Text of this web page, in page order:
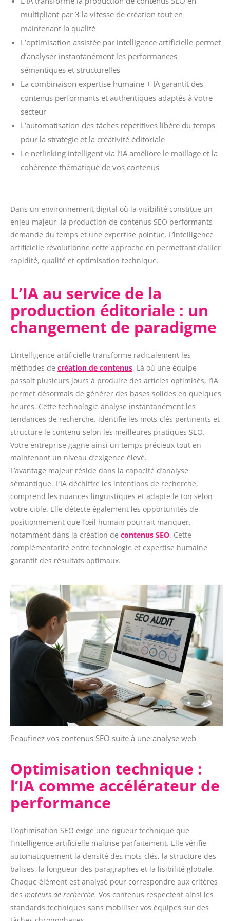
multipliant par 3 la vitesse de création tout en
maintenant la qualité
L’optimisation assistée par intelligence artificielle permet
d’analyser instantanément les performances
sémantiques et structurelles
La combinaison expertise humaine + IA garantit des
contenus performants et authentiques adaptés à votre
secteur
L’automatisation des tâches répétitives libère du temps
pour la stratégie et la créativité éditoriale
Le netlinking intelligent via l’IA améliore le maillage et la
cohérence thématique de vos contenus
Dans un environnement digital où la visibilité constitue un
enjeu majeur, la production de contenus SEO performants
demande du temps et une expertise pointue. L’intelligence
artificielle révolutionne cette approche en permettant d’allier
rapidité, qualité et optimisation technique.
L’IA au service de la
production éditoriale : un
changement de paradigme
L’intelligence artificielle transforme radicalement les
méthodes de création de contenus. Là où une équipe
passait plusieurs jours à produire des articles optimisés, l’IA
permet désormais de générer des bases solides en quelques
heures. Cette technologie analyse instantanément les
tendances de recherche, identifie les mots-clés pertinents et
structure le contenu selon les meilleures pratiques SEO.
Votre entreprise gagne ainsi un temps précieux tout en
maintenant un niveau d’exigence élevé.
L’avantage majeur réside dans la capacité d’analyse
sémantique. L’IA déchiffre les intentions de recherche,
comprend les nuances linguistiques et adapte le ton selon
votre cible. Elle détecte également les opportunités de
positionnement que l’œil humain pourrait manquer,
notamment dans la création de contenus SEO. Cette
complémentarité entre technologie et expertise humaine
garantit des résultats optimaux.
Peaufinez vos contenus SEO suite à une analyse web
Optimisation technique :
l’IA comme accélérateur de
performance
L’optimisation SEO exige une rigueur technique que
l’intelligence artificielle maîtrise parfaitement. Elle vérifie
automatiquement la densité des mots-clés, la structure des
balises, la longueur des paragraphes et la lisibilité globale.
Chaque élément est analysé pour correspondre aux critères
des moteurs de recherche. Vos contenus respectent ainsi les
standards techniques sans mobiliser vos équipes sur des